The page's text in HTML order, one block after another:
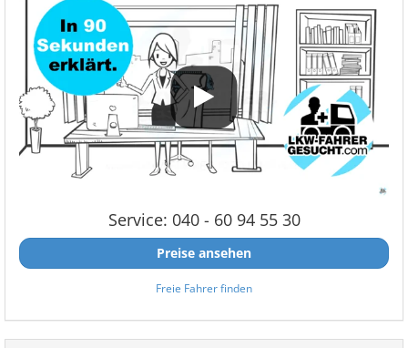
Service: 040 - 60 94 55 30
Preise ansehen
Freie Fahrer finden